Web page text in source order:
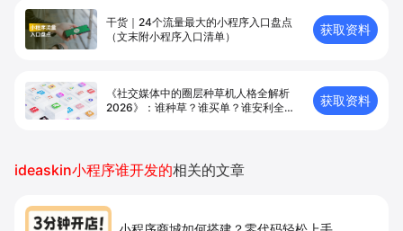
干货｜24个流量最大的小程序入口盘点
（文末附小程序入口清单）
获取资料
《社交媒体中的圈层种草机人格全解析
2026》：谁种草？谁买单？谁安利全世
获取资料
ideaskin小程序谁开发的相关的文章